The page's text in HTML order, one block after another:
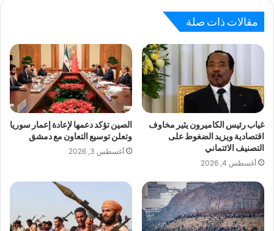
مقالات ذات صلة
غياب رئيس الكاميرون يثير مخاوف
اقتصادية ويزيد الضغوط على
التصنيف الائتماني
أغسطس 4, 2026
الصين تؤكد دعمها لإعادة إعمار سوريا
وتعلن توسيع التعاون مع دمشق
أغسطس 3, 2026